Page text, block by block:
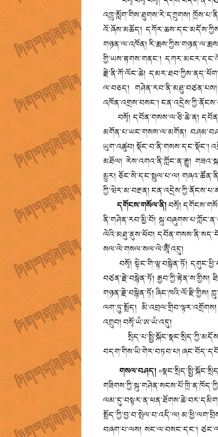
འཁྲུ་སློག་གིས་ཐུགས་རེ་དཀྲུགས།
འོ་ཞོས་མཆོད།
གཉན་ལ་འཁོན།
གྱི་ཡས་རྟགས་གནང་།
རྗེ་ནི་ཀོ་ལོང་ཆེ།
ལ་བཅད།
འཁོན་འགྲས་བསང་།
བསྭོ། དབོན་གསས་ལ་ཅི་ཆེ་ན།
མགོན་པ་ཡང་གསས་ལ་མགོན།
ཡུག་འཚུབ།
མཐོལ། རེས་འགའ་ནི་ཀློང་ན་རྒྱུ།
མྱུར། ཅོང་སེ་དང་སྤྲུལ་པ་ལ།
ཀྱི་ཝེར་མ་བརྔན།
དགོངས་གསོལ་ནི།བསྭོ།
ནི་གཤེན་རབ་མྱི་བོ།
ལེའི་མཐུ་ནུས་ཕོབ།
སལ་ལེ་གསལ་སལ་ལེ་ཨཱོྃ་འདུ།
བསྭོ། སྟེང་གི་ལྷ་བསྙེན་ཏོ།
བཙན་རྗེ་བསྙེན་ཏོ། རྒྱབ་ཀྱི་རྟེན་ས་གྱིས།
གཉན་རྗེ་བསྙེན་ཏོ། ཞིང་ཁའི་ལོ་རྫི་གྱིས།
ལག་ཏུ་སྤྲོད།
འགྲུབ། བསྭོ་ཡཾ་ཨ་ཡཾ་འདུ།
བདག་གིས་ཡི་གེར་བཏབ་པ།
གསལ་བཤད།
སྤྲོད་ཀྱི་བྱ་བ་སྤེལ་བ་འདི་ལ།
བཞག་པ་ལས། སང་ལ་བསང་དང་།